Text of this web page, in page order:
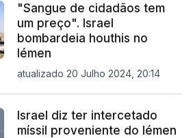
"Sangue de cidadãos tem
um preço". Israel
bombardeia houthis no
Iémen
atualizado 20 Julho 2024, 20:14
Israel diz ter intercetado
míssil proveniente do Iémen